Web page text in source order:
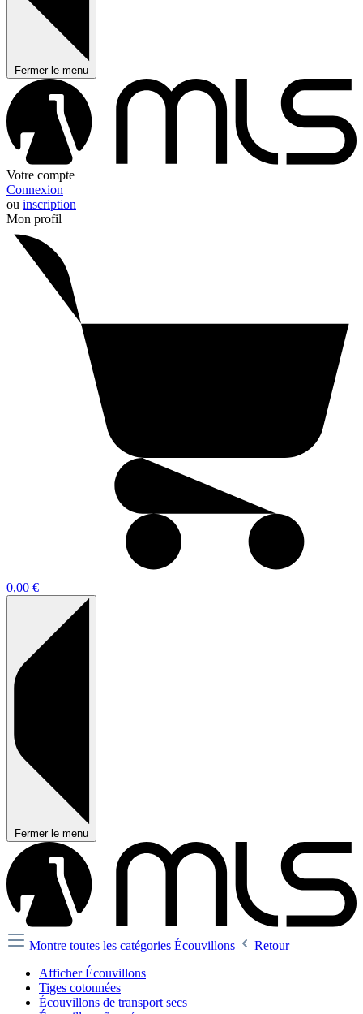
Fermer le menu
Votre compte
Connexion
ou inscription
Mon profil
0,00 €
Fermer le menu
Montre toutes les catégories Écouvillons
Retour
Afficher Écouvillons
Tiges cotonnées
Écouvillons de transport secs